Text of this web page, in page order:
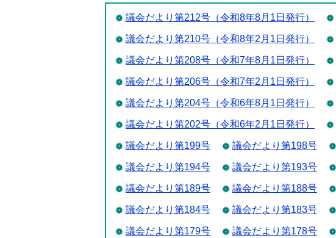
議会だより第212号（令和8年8月1日発行）
議会だより第210号（令和8年2月1日発行）
議会だより第208号（令和7年8月1日発行）
議会だより第206号（令和7年2月1日発行）
議会だより第204号（令和6年8月1日発行）
議会だより第202号（令和6年2月1日発行）
議会だより第199号 議会だより第198号
議会だより第194号 議会だより第193号
議会だより第189号 議会だより第188号
議会だより第184号 議会だより第183号
議会だより第179号 議会だより第178号